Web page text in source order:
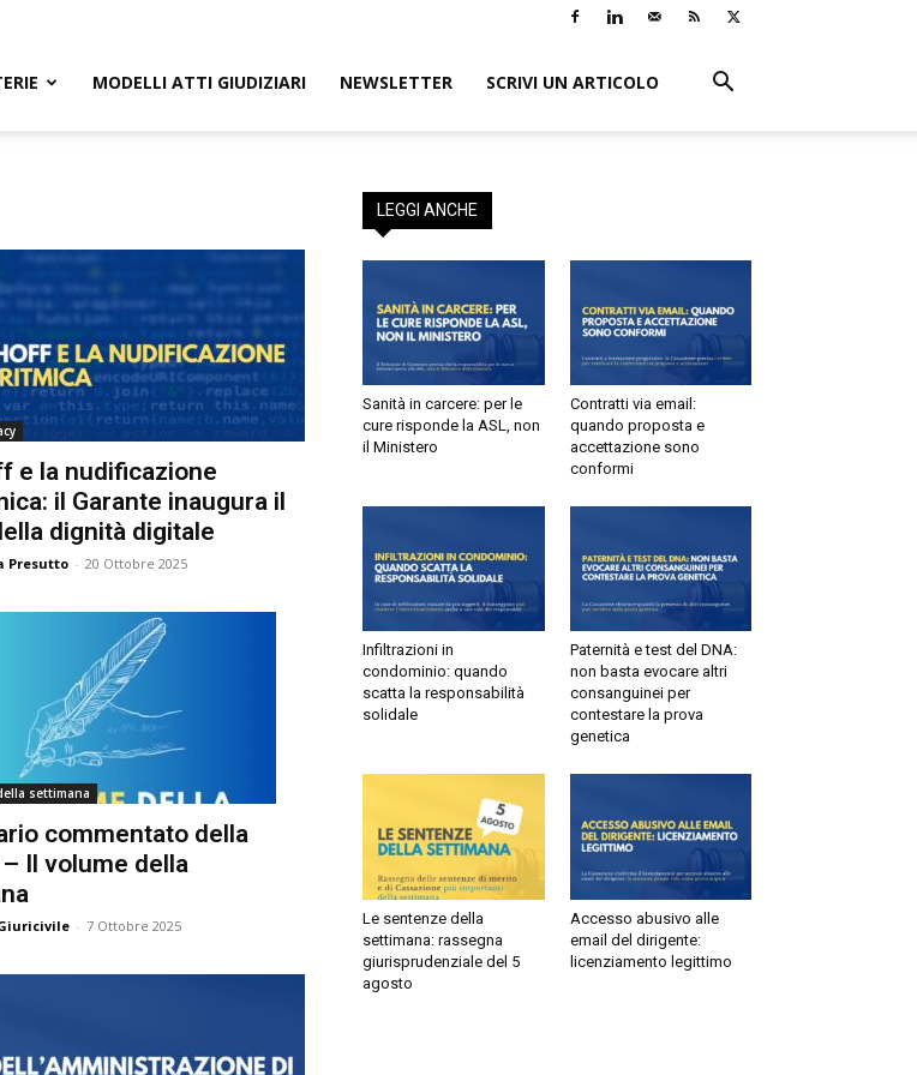
MODELLI ATTI GIUDIZIARI NEWSLETTER SCRIVI UN ARTICOLO
e la nudificazione
il Garante inaugura il
dignità digitale
- 20 Ottobre 2025
settimana
commentato della
Il volume della
- 7 Ottobre 2025
LEGGI ANCHE
Sanità in carcere: per le
cure risponde la ASL, non
il Ministero
Contratti via email:
quando proposta e
accettazione sono
conformi
Infiltrazioni in
condominio: quando
scatta la responsabilità
solidale
Paternità e test del DNA:
non basta evocare altri
consanguinei per
contestare la prova
genetica
Le sentenze della
settimana: rassegna
giurisprudenziale del 5
agosto
Accesso abusivo alle
email del dirigente:
licenziamento legittimo
a scopo commerciale e di
nell’informativa.
autorizzo
dichiari di aver letto e accettato la
Iscriviti